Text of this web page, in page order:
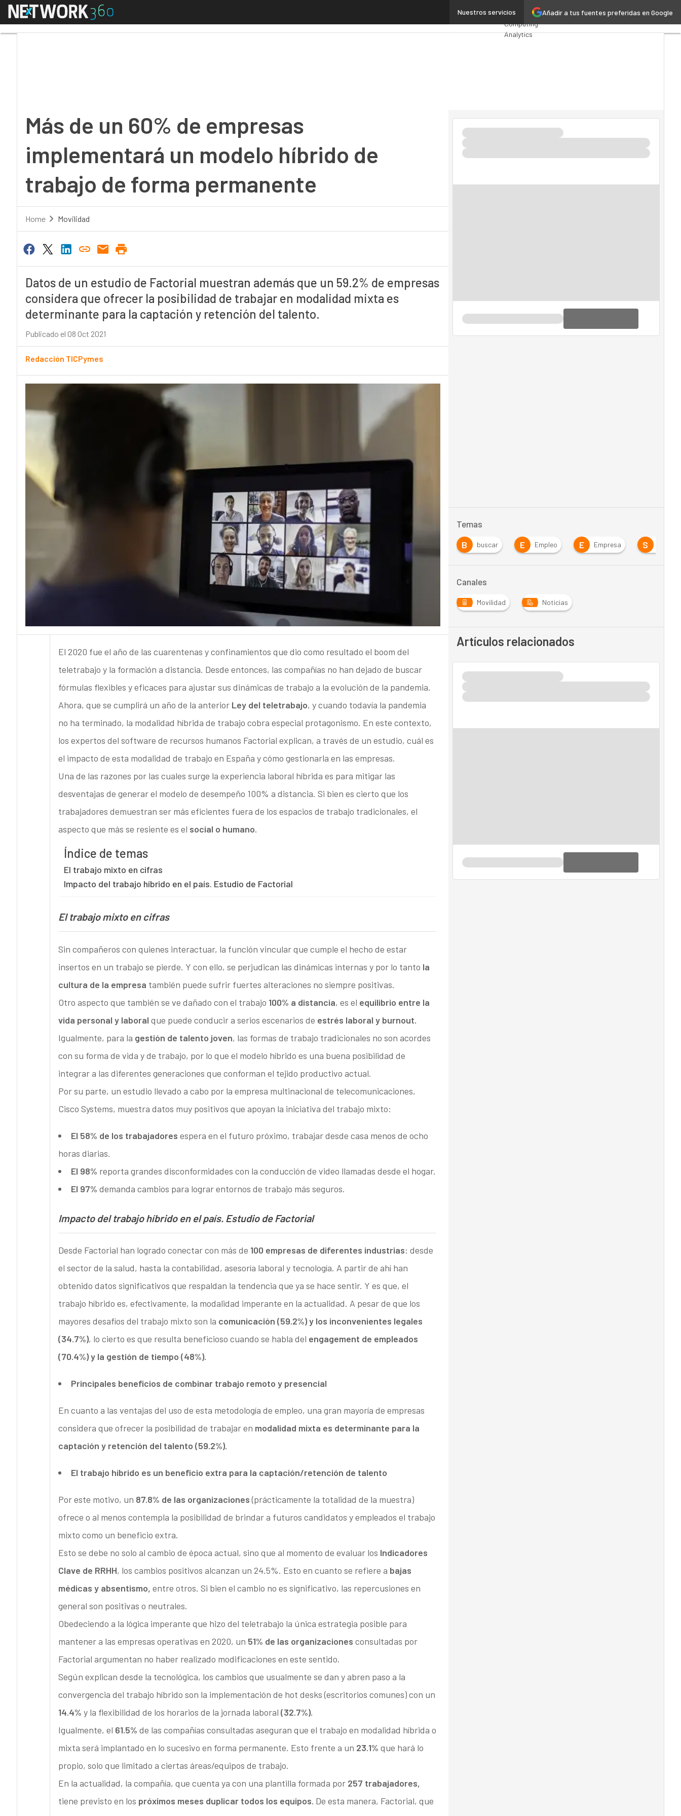
Añadir a tus fuentes preferidas en Google
Nuestros servicios
Menú Más de un 60% de empresas implementará un modelo híbrido de trabajo de forma permanentePremios
Computing
Analytics
4.0
Seguridad
Más de un 60% de empresas
implementará un modelo híbrido de
trabajo de forma permanente
Home Movilidad
Datos de un estudio de Factorial muestran además que un 59.2% de empresas
considera que ofrecer la posibilidad de trabajar en modalidad mixta es
determinante para la captación y retención del talento.
Publicado el 08 Oct 2021
Redacción TICPymes
El 2020 fue el año de las cuarentenas y confinamientos que dio como resultado el boom del
teletrabajo y la formación a distancia. Desde entonces, las compañías no han dejado de buscar
fórmulas flexibles y eficaces para ajustar sus dinámicas de trabajo a la evolución de la pandemia.
Ahora, que se cumplirá un año de la anterior Ley del teletrabajo, y cuando todavía la pandemia
no ha terminado, la modalidad híbrida de trabajo cobra especial protagonismo. En este contexto,
los expertos del software de recursos humanos Factorial explican, a través de un estudio, cuál es
el impacto de esta modalidad de trabajo en España y cómo gestionarla en las empresas.
Una de las razones por las cuales surge la experiencia laboral híbrida es para mitigar las
desventajas de generar el modelo de desempeño 100% a distancia. Si bien es cierto que los
trabajadores demuestran ser más eficientes fuera de los espacios de trabajo tradicionales, el
aspecto que más se resiente es el social o humano.
Índice de temas
El trabajo mixto en cifras
Impacto del trabajo híbrido en el país. Estudio de Factorial
El trabajo mixto en cifras
Sin compañeros con quienes interactuar, la función vincular que cumple el hecho de estar
insertos en un trabajo se pierde. Y con ello, se perjudican las dinámicas internas y por lo tanto la
cultura de la empresa también puede sufrir fuertes alteraciones no siempre positivas.
Otro aspecto que también se ve dañado con el trabajo 100% a distancia, es el equilibrio entre la
vida personal y laboral que puede conducir a serios escenarios de estrés laboral y burnout.
Igualmente, para la gestión de talento joven, las formas de trabajo tradicionales no son acordes
con su forma de vida y de trabajo, por lo que el modelo híbrido es una buena posibilidad de
integrar a las diferentes generaciones que conforman el tejido productivo actual.
Por su parte, un estudio llevado a cabo por la empresa multinacional de telecomunicaciones,
Cisco Systems, muestra datos muy positivos que apoyan la iniciativa del trabajo mixto:
El 58% de los trabajadores espera en el futuro próximo, trabajar desde casa menos de ocho
horas diarias.
El 98% reporta grandes disconformidades con la conducción de video llamadas desde el hogar.
El 97% demanda cambios para lograr entornos de trabajo más seguros.
Impacto del trabajo híbrido en el país. Estudio de Factorial
Desde Factorial han logrado conectar con más de 100 empresas de diferentes industrias: desde
el sector de la salud, hasta la contabilidad, asesoría laboral y tecnología. A partir de ahí han
obtenido datos significativos que respaldan la tendencia que ya se hace sentir. Y es que, el
trabajo híbrido es, efectivamente, la modalidad imperante en la actualidad. A pesar de que los
mayores desafíos del trabajo mixto son la comunicación (59.2%) y los inconvenientes legales
(34.7%), lo cierto es que resulta beneficioso cuando se habla del engagement de empleados
(70.4%) y la gestión de tiempo (48%).
Principales beneficios de combinar trabajo remoto y presencial
En cuanto a las ventajas del uso de esta metodología de empleo, una gran mayoría de empresas
considera que ofrecer la posibilidad de trabajar en modalidad mixta es determinante para la
captación y retención del talento (59.2%).
El trabajo híbrido es un beneficio extra para la captación/retención de talento
Por este motivo, un 87.8% de las organizaciones(prácticamente la totalidad de la muestra)
ofrece o al menos contempla la posibilidad de brindar a futuros candidatos y empleados el trabajo
mixto como un beneficio extra.
Esto se debe no solo al cambio de época actual, sino que al momento de evaluar los Indicadores
Clave de RRHH, los cambios positivos alcanzan un 24.5%. Esto en cuanto se refiere a bajas
médicas y absentismo, entre otros. Si bien el cambio no es significativo, las repercusiones en
general son positivas o neutrales.
Obedeciendo a la lógica imperante que hizo del teletrabajo la única estrategia posible para
mantener a las empresas operativas en 2020, un 51% de las organizaciones consultadas por
Factorial argumentan no haber realizado modificaciones en este sentido.
Según explican desde la tecnológica, los cambios que usualmente se dan y abren paso a la
convergencia del trabajo híbrido son la implementación de hot desks (escritorios comunes) con un
14.4% y la flexibilidad de los horarios de la jornada laboral (32.7%).
Igualmente, el 61.5% de las compañías consultadas aseguran que el trabajo en modalidad híbrida o
mixta será implantado en lo sucesivo en forma permanente. Esto frente a un 23.1% que hará lo
propio, solo que limitado a ciertas áreas/equipos de trabajo.
En la actualidad, la compañía, que cuenta ya con una plantilla formada por 257 trabajadores,
tiene previsto en los próximos meses duplicar todos los equipos. De esta manera, Factorial, que
Temas
Beneficios B buscar E Empleo E Empresa S
Canales
Movilidad Noticias
Artículos relacionados